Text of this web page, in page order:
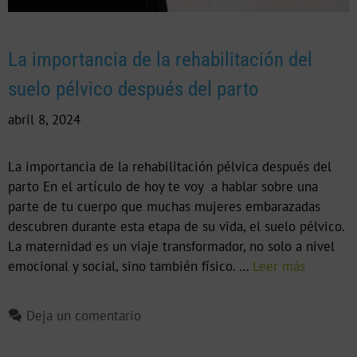
La importancia de la rehabilitación del
suelo pélvico después del parto
abril 8, 2024
La importancia de la rehabilitación pélvica después del
parto En el artículo de hoy te voy a hablar sobre una
parte de tu cuerpo que muchas mujeres embarazadas
descubren durante esta etapa de su vida, el suelo pélvico.
La maternidad es un viaje transformador, no solo a nivel
emocional y social, sino también físico. … Leer más
Deja un comentario